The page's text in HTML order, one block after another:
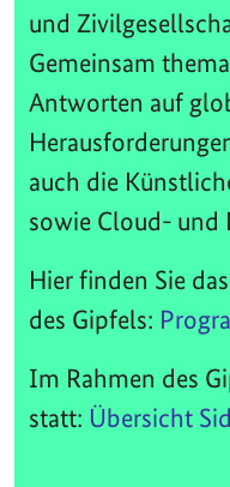
und
Gemeinsam
Antworten auf
auch die
sowie Cloud- und
Hier finden Sie
des Gipfels:
Im Rahmen des
statt: Übersicht